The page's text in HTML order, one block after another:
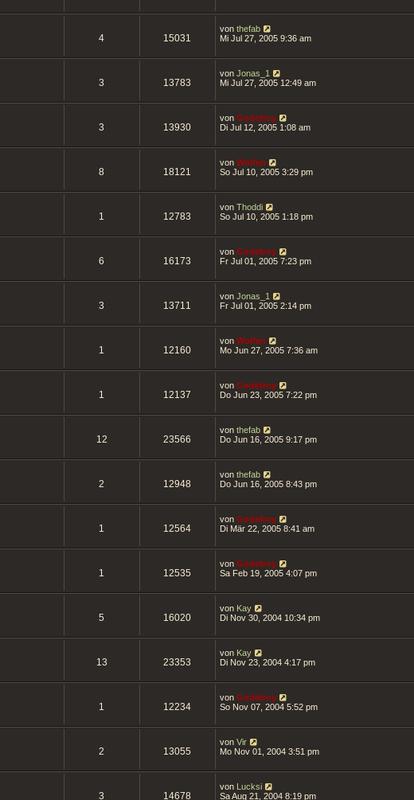
4 15031
von thefab
Mi Jul 27, 2005 9:36 am
3 13783
von Jonas_1
Mi Jul 27, 2005 12:49 am
3 13930
von Godefroy
Di Jul 12, 2005 1:08 am
8 18121
von Wolfen
So Jul 10, 2005 3:29 pm
1 12783
von Thoddi
So Jul 10, 2005 1:18 pm
6 16173
von Godefroy
Fr Jul 01, 2005 7:23 pm
3 13711
von Jonas_1
Fr Jul 01, 2005 2:14 pm
1 12160
von Wolfen
Mo Jun 27, 2005 7:36 am
1 12137
von Godefroy
Do Jun 23, 2005 7:22 pm
12 23566
von thefab
Do Jun 16, 2005 9:17 pm
2 12948
von thefab
Do Jun 16, 2005 8:43 pm
1 12564
von Godefroy
Di Mär 22, 2005 8:41 am
1 12535
von Godefroy
Sa Feb 19, 2005 4:07 pm
5 16020
von Kay
Di Nov 30, 2004 10:34 pm
13 23353
von Kay
Di Nov 23, 2004 4:17 pm
1 12234
von Godefroy
So Nov 07, 2004 5:52 pm
2 13055
von Vir
Mo Nov 01, 2004 3:51 pm
3 14678
von Lucksi
Sa Aug 21, 2004 8:19 pm